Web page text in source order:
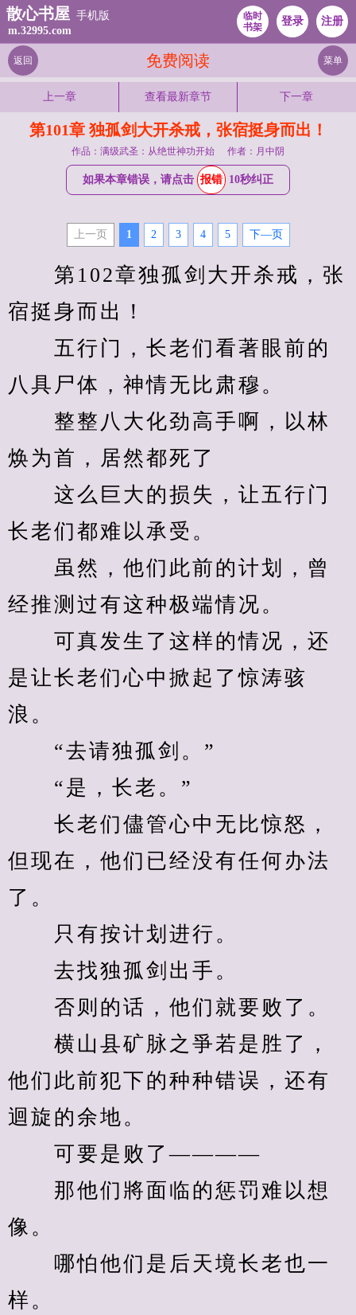
散心书屋 手机版
m.32995.com
临时
书架
登录 注册
免费阅读
返回 菜单
上一章 查看最新章节 下一章
第101章 独孤剑大开杀戒，张宿挺身而出！
作品：满级武圣：从绝世神功开始 作者：月中阴
如果本章错误，请点击 报错 10秒纠正
上一页 1 2 3 4 5 下—页
第102章独孤剑大开杀戒，张
宿挺身而出！
五行门，长老们看著眼前的
八具尸体，神情无比肃穆。
整整八大化劲高手啊，以林
焕为首，居然都死了
这么巨大的损失，让五行门
长老们都难以承受。
虽然，他们此前的计划，曾
经推测过有这种极端情况。
可真发生了这样的情况，还
是让长老们心中掀起了惊涛骇
浪。
“去请独孤剑。”
“是，长老。”
长老们儘管心中无比惊怒，
但现在，他们已经没有任何办法
了。
只有按计划进行。
去找独孤剑出手。
否则的话，他们就要败了。
横山县矿脉之爭若是胜了，
他们此前犯下的种种错误，还有
迴旋的余地。
可要是败了————
那他们將面临的惩罚难以想
像。
哪怕他们是后天境长老也一
样。